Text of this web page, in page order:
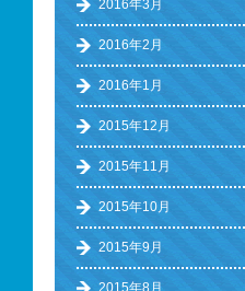
2016年3月
2016年2月
2016年1月
2015年12月
2015年11月
2015年10月
2015年9月
2015年8月